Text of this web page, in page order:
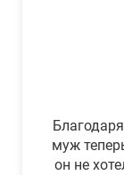
муж
он не